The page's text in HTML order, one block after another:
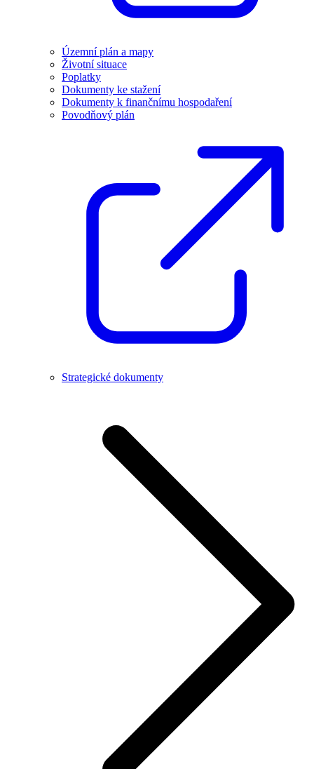
Územní plán a mapy
Životní situace
Poplatky
Dokumenty ke stažení
Dokumenty k finančnímu hospodaření
Povodňový plán
Strategické dokumenty